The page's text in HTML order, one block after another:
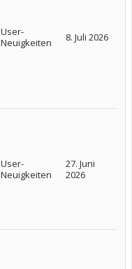
User-
Neuigkeiten
8. Juli 2026
User-
Neuigkeiten
27. Juni
2026